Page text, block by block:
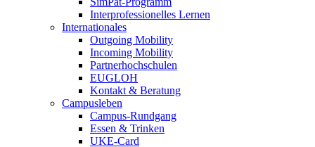
Interprofessionelles Lernen
Internationales
Outgoing Mobility
Incoming Mobility
Partnerhochschulen
EUGLOH
Kontakt & Beratung
Campusleben
Campus-Rundgang
Essen & Trinken
UKE-Card